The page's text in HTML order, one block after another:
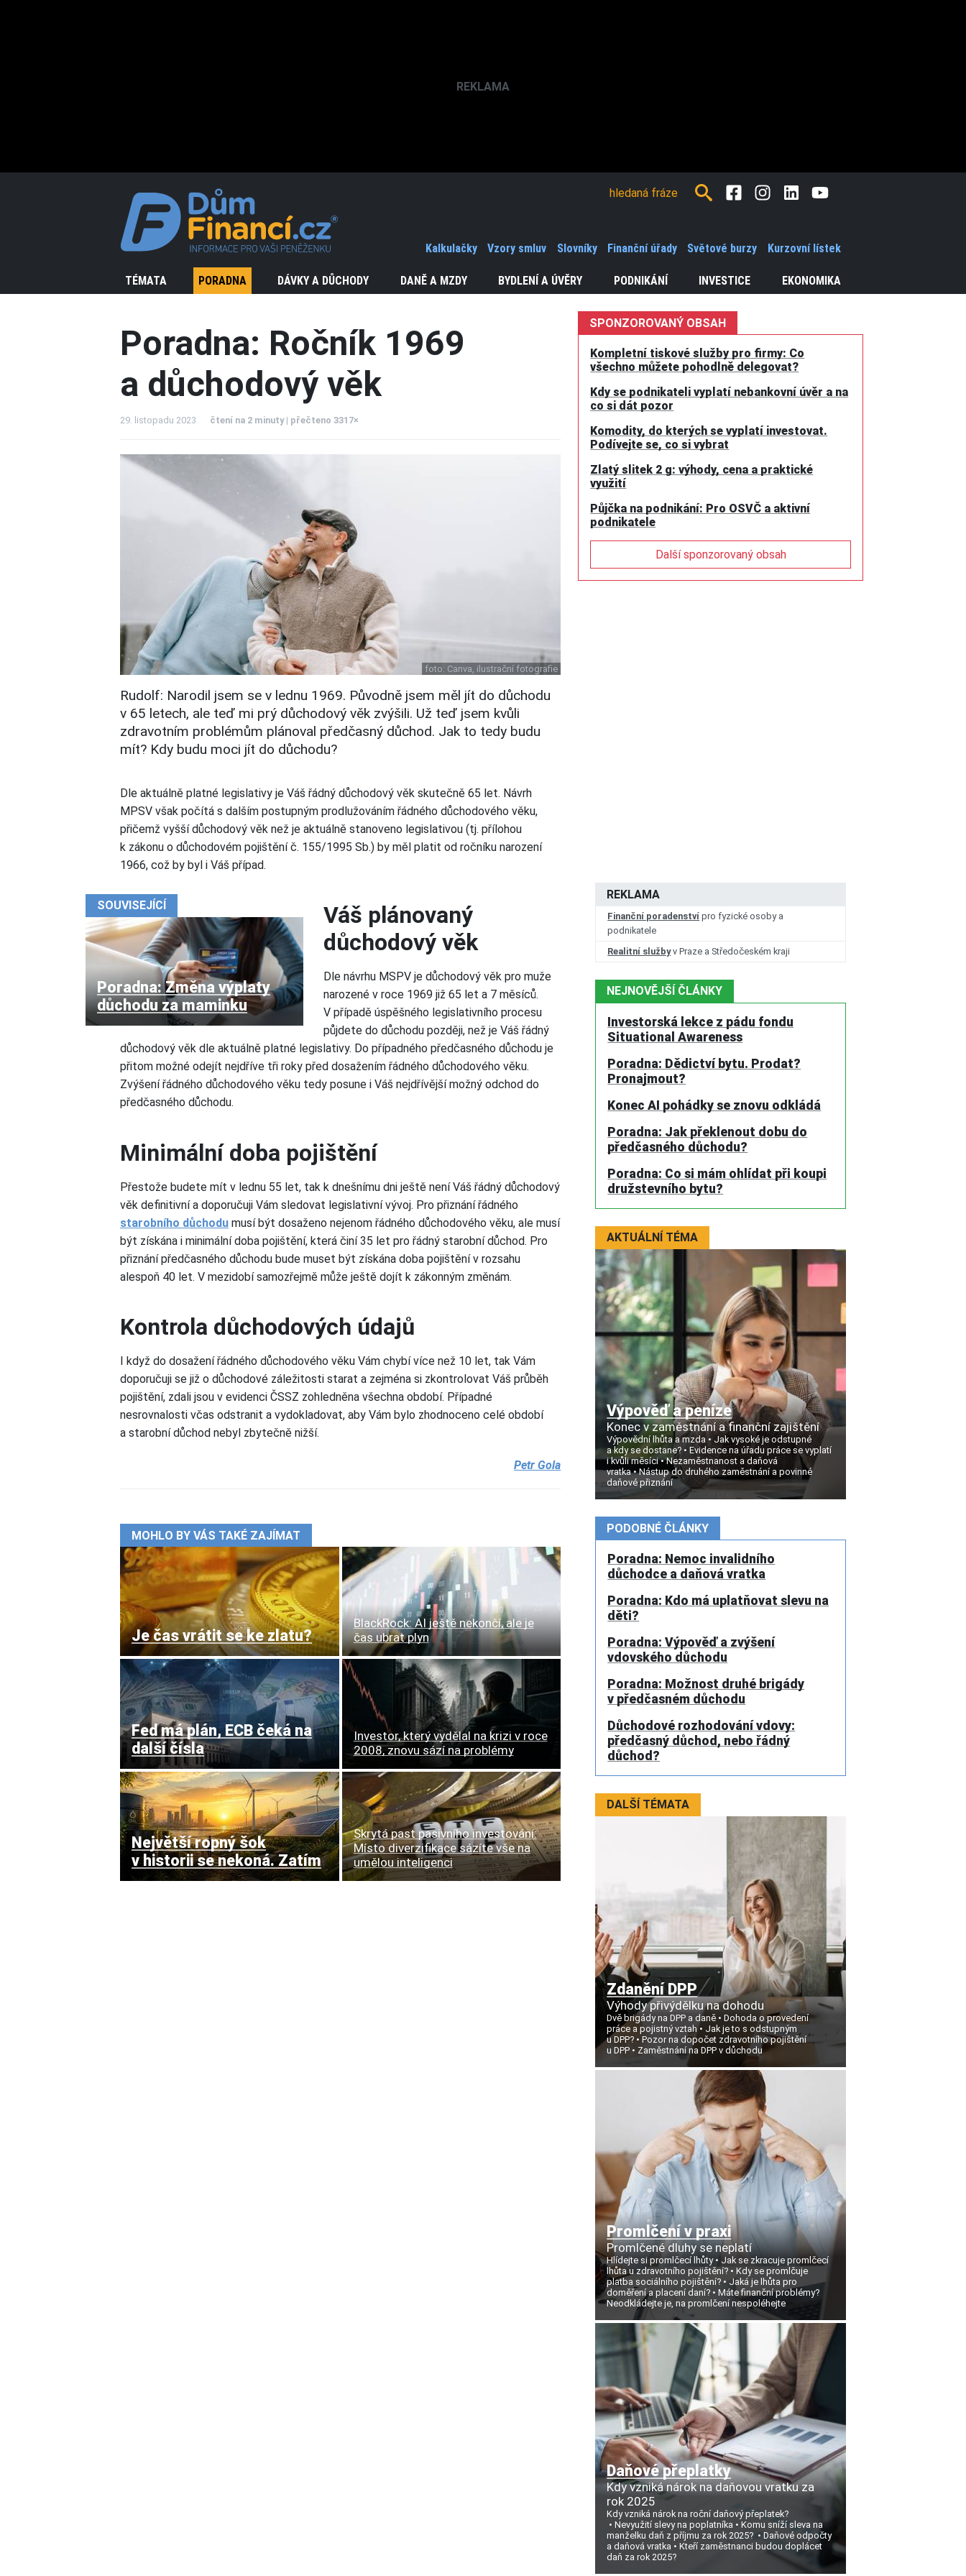
TÉMATA PORADNA DÁVKY A DŮCHODY DANĚ A MZDY BYDLENÍ A ÚVĚRY PODNIKÁNÍ INVESTICE EKONOMIKA
Kalkulačky Vzory smluv Slovníky Finanční úřady Světové burzy Kurzovní lístek
FacebookInstagramLinkedInYoutube
Poradna: Ročník 1969
a důchodový věk
29. listopadu 2023 čtení na 2 minuty | přečteno 3317×
foto: Canva, ilustrační fotografie
Rudolf: Narodil jsem se v lednu 1969. Původně jsem měl jít do důchodu
v 65 letech, ale teď mi prý důchodový věk zvýšili. Už teď jsem kvůli
zdravotním problémům plánoval předčasný důchod. Jak to tedy budu
mít? Kdy budu moci jít do důchodu?
Dle aktuálně platné legislativy je Váš řádný důchodový věk skutečně 65 let. Návrh
MPSV však počítá s dalším postupným prodlužováním řádného důchodového věku,
přičemž vyšší důchodový věk než je aktuálně stanoveno legislativou (tj. přílohou
k zákonu o důchodovém pojištění č. 155/1995 Sb.) by měl platit od ročníku narození
1966, což by byl i Váš případ.
SOUVISEJÍCÍ
Poradna: Změna výplaty
důchodu za maminku
Váš plánovaný
důchodový věk
Dle návrhu MSPV je důchodový věk pro muže
narozené v roce 1969 již 65 let a 7 měsíců.
V případě úspěšného legislativního procesu
půjdete do důchodu později, než je Váš řádný
důchodový věk dle aktuálně platné legislativy. Do případného předčasného důchodu je
přitom možné odejít nejdříve tři roky před dosažením řádného důchodového věku.
Zvýšení řádného důchodového věku tedy posune i Váš nejdřívější možný odchod do
předčasného důchodu.
Minimální doba pojištění
Přestože budete mít v lednu 55 let, tak k dnešnímu dni ještě není Váš řádný důchodový
věk definitivní a doporučuji Vám sledovat legislativní vývoj. Pro přiznání řádného
starobního důchodu musí být dosaženo nejenom řádného důchodového věku, ale musí
být získána i minimální doba pojištění, která činí 35 let pro řádný starobní důchod. Pro
přiznání předčasného důchodu bude muset být získána doba pojištění v rozsahu
alespoň 40 let. V mezidobí samozřejmě může ještě dojít k zákonným změnám.
Kontrola důchodových údajů
I když do dosažení řádného důchodového věku Vám chybí více než 10 let, tak Vám
doporučuji se již o důchodové záležitosti starat a zejména si zkontrolovat Váš průběh
pojištění, zdali jsou v evidenci ČSSZ zohledněna všechna období. Případné
nesrovnalosti včas odstranit a vydokladovat, aby Vám bylo zhodnoceno celé období
a starobní důchod nebyl zbytečně nižší.
Petr Gola
MOHLO BY VÁS TAKÉ ZAJÍMAT
Je čas vrátit se ke zlatu?
BlackRock: AI ještě nekončí, ale je
čas ubrat plyn
Fed má plán, ECB čeká na
další čísla
Investor, který vydělal na krizi v roce
2008, znovu sází na problémy
Největší ropný šok
v historii se nekoná. Zatím
Skrytá past pasivního investování:
Místo diverzifikace sázíte vše na
umělou inteligenci
REKLAMA
Finanční poradenství pro fyzické osoby a
podnikatele
Realitní službyv Praze a Středočeském kraji
NEJNOVĚJŠÍ ČLÁNKY
Investorská lekce z pádu fondu
Situational Awareness
Poradna: Dědictví bytu. Prodat?
Pronajmout?
Konec AI pohádky se znovu odkládá
Poradna: Jak překlenout dobu do
předčasného důchodu?
Poradna: Co si mám ohlídat při koupi
družstevního bytu?
AKTUÁLNÍ TÉMA
Výpověď a peníze
Konec v zaměstnání a finanční zajištění
Výpovědní lhůta a mzda
Jak vysoké je odstupné
a kdy se dostane?
Evidence na úřadu práce se vyplatí
i kvůli měsíci
Nezaměstnanost a daňová
vratka
Nástup do druhého zaměstnání a povinné
daňové přiznání
PODOBNÉ ČLÁNKY
Poradna: Nemoc invalidního
důchodce a daňová vratka
Poradna: Kdo má uplatňovat slevu na
děti?
Poradna: Výpověď a zvýšení
vdovského důchodu
Poradna: Možnost druhé brigády
v předčasném důchodu
Důchodové rozhodování vdovy:
předčasný důchod, nebo řádný
důchod?
SPONZOROVANÝ OBSAH
Kompletní tiskové služby pro firmy: Co
všechno můžete pohodlně delegovat?
Kdy se podnikateli vyplatí nebankovní úvěr a na
co si dát pozor
Komodity, do kterých se vyplatí investovat.
Podívejte se, co si vybrat
Zlatý slitek 2 g: výhody, cena a praktické
využití
Půjčka na podnikání: Pro OSVČ a aktivní
podnikatele
Další sponzorovaný obsah
DALŠÍ TÉMATA
Zdanění DPP
Výhody přivýdělku na dohodu
Dvě brigády na DPP a daně
Dohoda o provedení
práce a pojistný vztah
Jak je to s odstupným
u DPP?
Pozor na dopočet zdravotního pojištění
u DPP
Zaměstnání na DPP v důchodu
Promlčení v praxi
Promlčené dluhy se neplatí
Hlídejte si promlčecí lhůty
Jak se zkracuje promlčecí
lhůta u zdravotního pojištění?
Kdy se promlčuje
platba sociálního pojištění?
Jaká je lhůta pro
doměření a placení daní?
Máte finanční problémy?
Neodkládejte je, na promlčení nespoléhejte
Daňové přeplatky
Kdy vzniká nárok na daňovou vratku za
rok 2025
Kdy vzniká nárok na roční daňový přeplatek?
Nevyužití slevy na poplatníka
Komu sníží sleva na
manželku daň z příjmu za rok 2025?
Daňové odpočty
a daňová vratka
Kteří zaměstnanci budou doplácet
daň za rok 2025?